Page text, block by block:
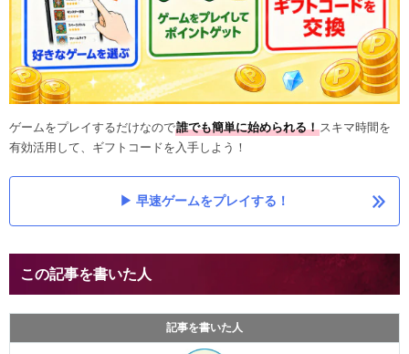
ゲームをプレイするだけなので誰でも簡単に始められる！スキマ時間を
有効活用して、ギフトコードを入手しよう！
早速ゲームをプレイする！
この記事を書いた人
記事を書いた人